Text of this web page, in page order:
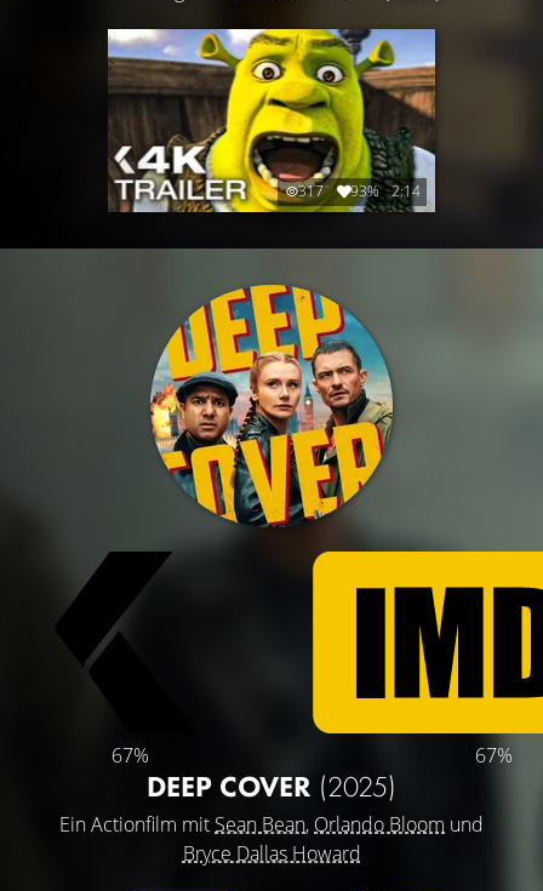
317 93% 2:14
67% 67%
DEEP COVER (2025)
Ein Actionfilm mit Sean Bean, Orlando Bloom und
Bryce Dallas Howard